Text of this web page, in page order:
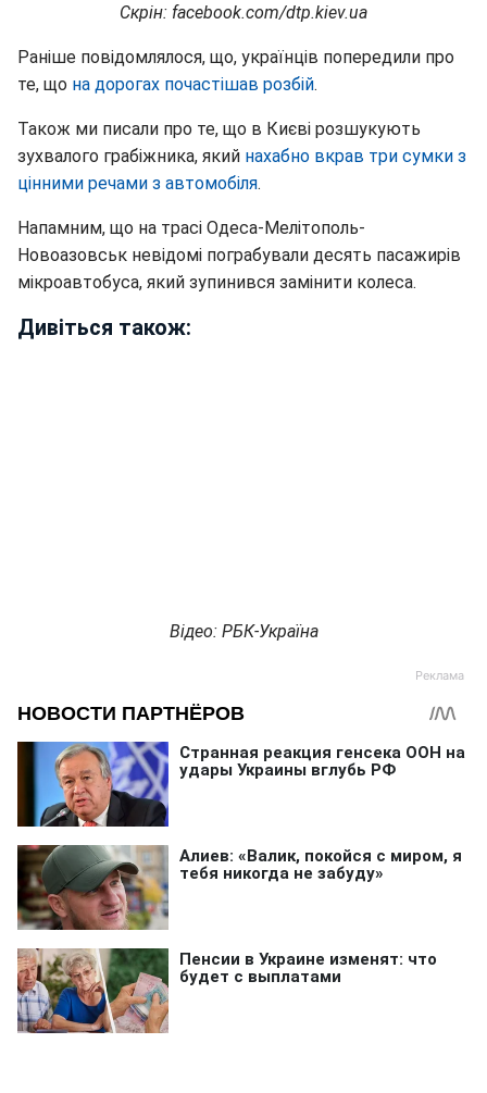
Скрін: facebook.com/dtp.kiev.ua
Раніше повідомлялося, що, українців попередили про
те, що на дорогах почастішав розбій.
Також ми писали про те, що в Києві розшукують
зухвалого грабіжника, який нахабно вкрав три сумки з
цінними речами з автомобіля.
Напамним, що на трасі Одеса-Мелітополь-
Новоазовськ невідомі пограбували десять пасажирів
мікроавтобуса, який зупинився замінити колеса.
Дивіться також:
Відео: РБК-Україна